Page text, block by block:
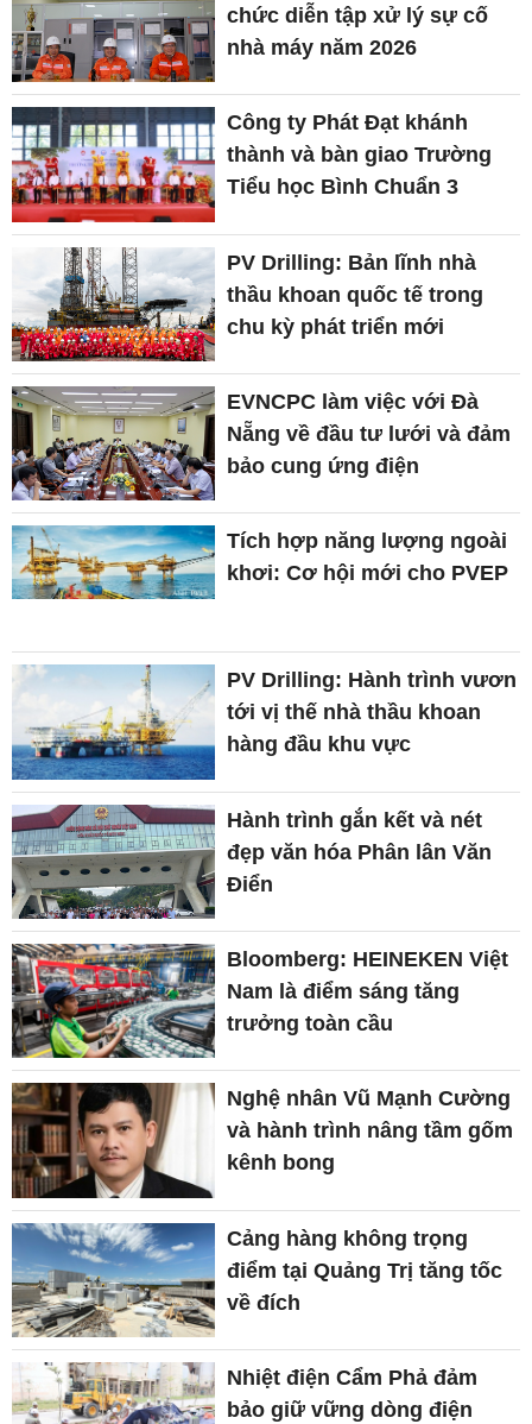
chức diễn tập xử lý sự cố
nhà máy năm 2026
Công ty Phát Đạt khánh
thành và bàn giao Trường
Tiểu học Bình Chuẩn 3
PV Drilling: Bản lĩnh nhà
thầu khoan quốc tế trong
chu kỳ phát triển mới
EVNCPC làm việc với Đà
Nẵng về đầu tư lưới và đảm
bảo cung ứng điện
Tích hợp năng lượng ngoài
khơi: Cơ hội mới cho PVEP
PV Drilling: Hành trình vươn
tới vị thế nhà thầu khoan
hàng đầu khu vực
Hành trình gắn kết và nét
đẹp văn hóa Phân lân Văn
Điển
Bloomberg: HEINEKEN Việt
Nam là điểm sáng tăng
trưởng toàn cầu
Nghệ nhân Vũ Mạnh Cường
và hành trình nâng tầm gốm
kênh bong
Cảng hàng không trọng
điểm tại Quảng Trị tăng tốc
về đích
Nhiệt điện Cẩm Phả đảm
bảo giữ vững dòng điện